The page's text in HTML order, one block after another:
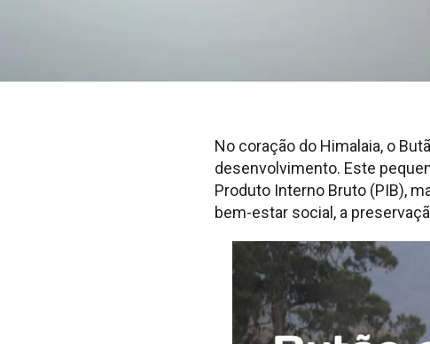
No coração do Himalaia, o
desenvolvimento. Este
Produto Interno Bruto (PIB),
bem-estar social, a